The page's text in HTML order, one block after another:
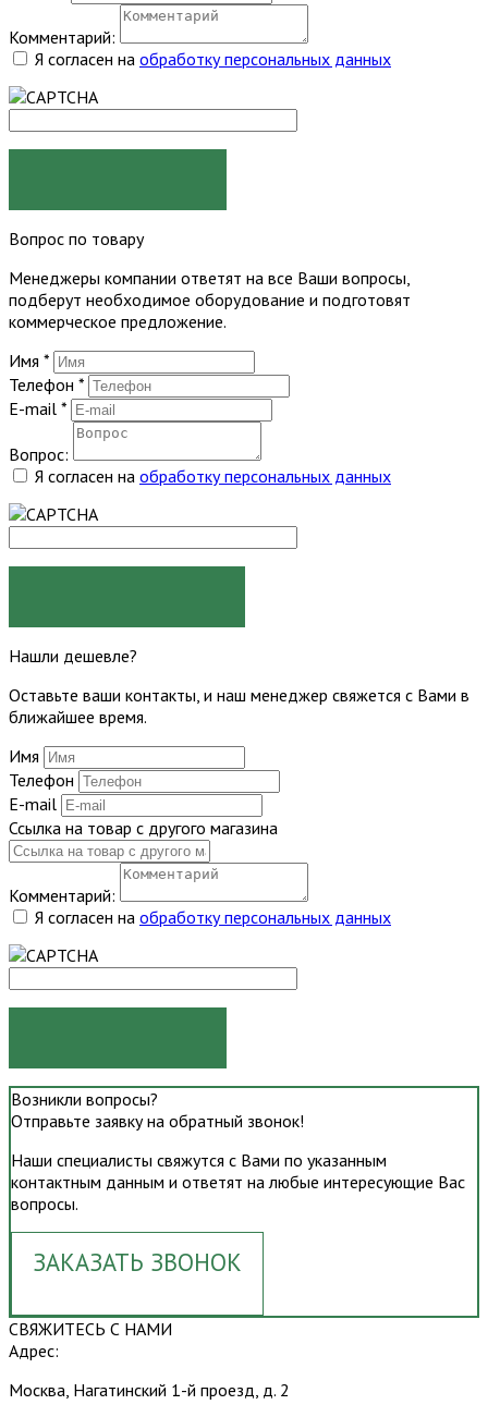
Комментарий:
Я согласен на обработку персональных данных
Вопрос по товару
Менеджеры компании ответят на все Ваши вопросы,
подберут необходимое оборудование и подготовят
коммерческое предложение.
Имя *
Телефон *
E-mail *
Вопрос:
Я согласен на обработку персональных данных
Нашли дешевле?
Оставьте ваши контакты, и наш менеджер свяжется с Вами в
ближайшее время.
Имя
Телефон
E-mail
Ссылка на товар с другого магазина
Комментарий:
Я согласен на обработку персональных данных
Возникли вопросы?
Отправьте заявку на обратный звонок!
Наши специалисты свяжутся с Вами по указанным
контактным данным и ответят на любые интересующие Вас
вопросы.
ЗАКАЗАТЬ ЗВОНОК
СВЯЖИТЕСЬ С НАМИ
Адрес:
Москва, Нагатинский 1-й проезд, д. 2